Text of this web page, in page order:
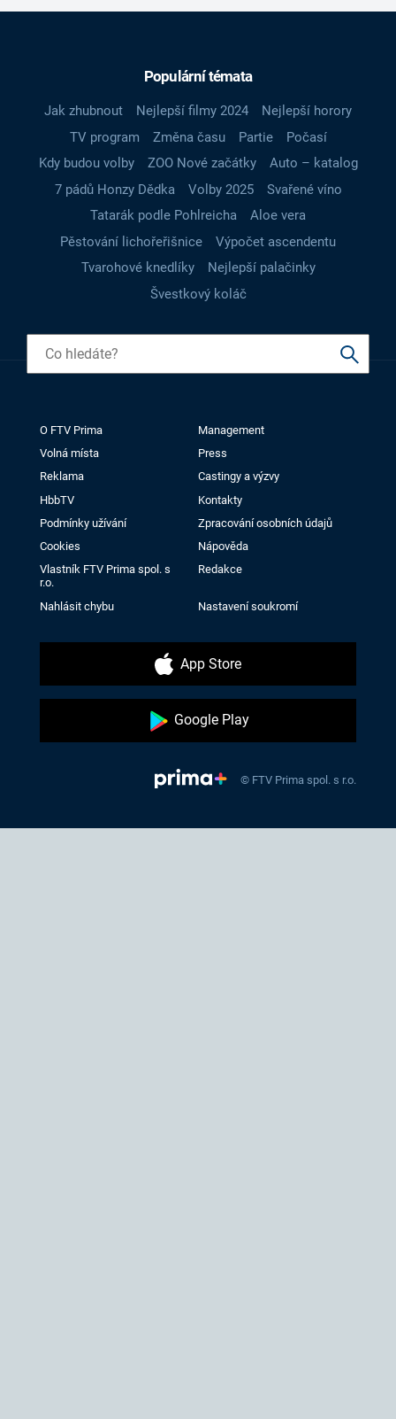
Populární témata
Jak zhubnout Nejlepší filmy 2024
Nejlepší horory
TV program
Změna času Partie
Počasí
Kdy budou volby
ZOO Nové začátky
Auto – katalog
7 pádů Honzy Dědka
Volby 2025
Svařené víno
Tatarák podle Pohlreicha
Aloe vera
Pěstování lichořeřišnice
Výpočet ascendentu
Tvarohové knedlíky
Nejlepší palačinky
Švestkový koláč
O FTV Prima
Management
Volná místa
Press
Reklama
Castingy a výzvy
HbbTV
Kontakty
Podmínky užívání
Zpracování osobních údajů
Cookies
Nápověda
Vlastník FTV Prima spol. s
r.o.
Redakce
Nahlásit chybu Nastavení soukromí
App Store
Google Play
© FTV Prima spol. s r.o.